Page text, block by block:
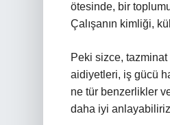
ötesinde, bir
Çalışanın kimliği,
Peki sizce, tazminat
aidiyetleri, iş gücü
ne tür benzerlikler
daha iyi